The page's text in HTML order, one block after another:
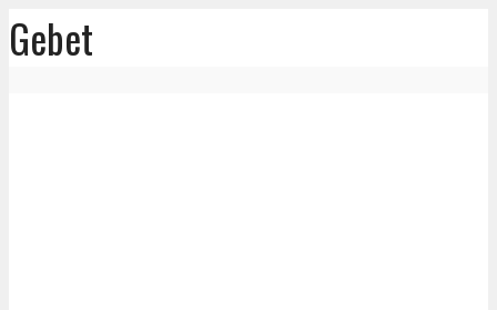
Gebet